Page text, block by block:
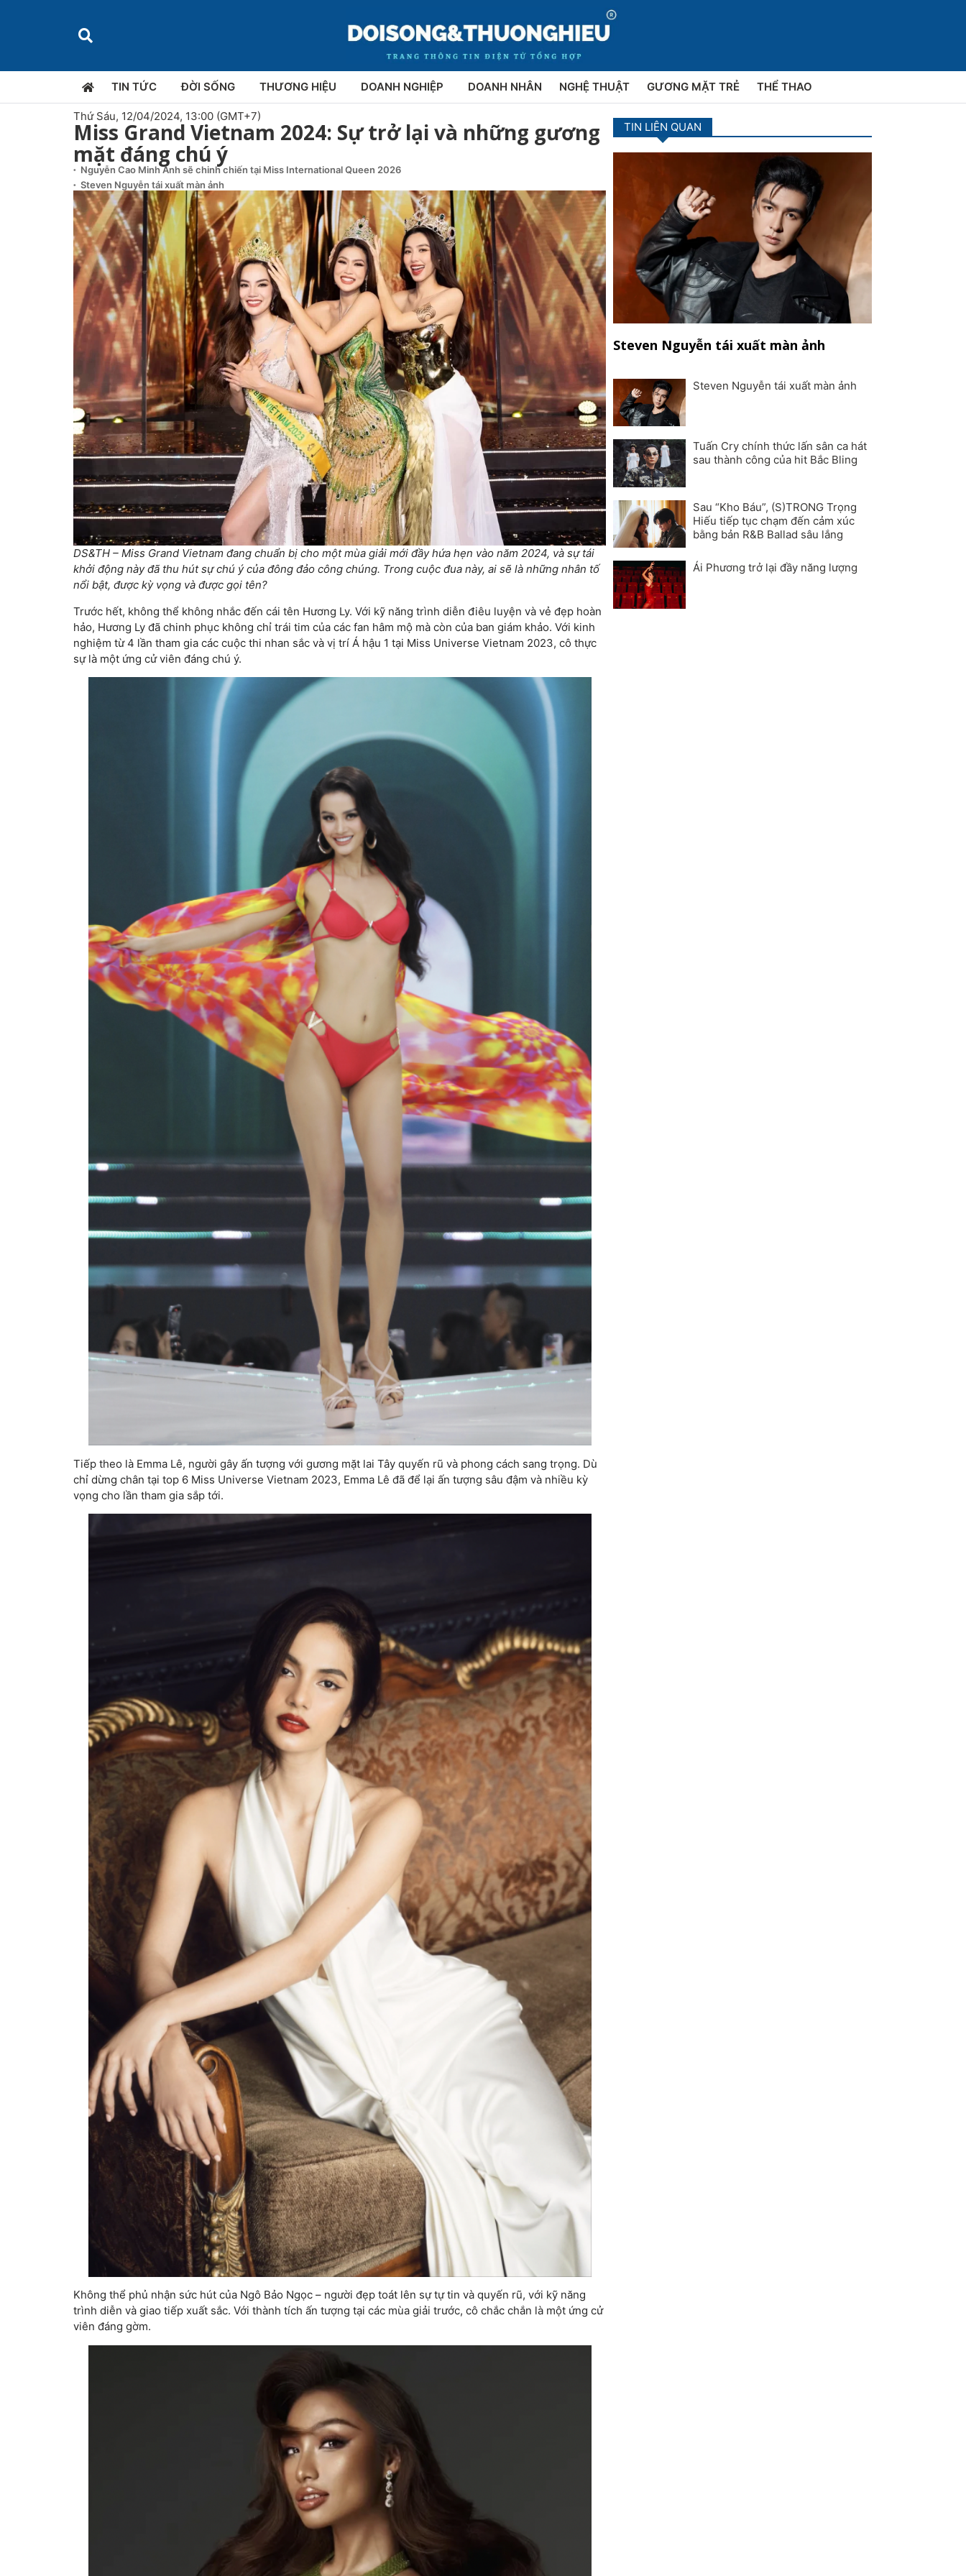
TIN TỨC ĐỜI SỐNG THƯƠNG HIỆU DOANH NGHIỆP DOANH NHÂN NGHỆ THUẬT GƯƠNG MẶT TRẺ THỂ THAO
Thứ Sáu, 12/04/2024, 13:00 (GMT+7)
Miss Grand Vietnam 2024: Sự trở lại và những gương
mặt đáng chú ý
Nguyễn Cao Minh Anh sẽ chinh chiến tại Miss International Queen 2026
Steven Nguyễn tái xuất màn ảnh
DS&TH – Miss Grand Vietnam đang chuẩn bị cho một mùa giải mới đầy hứa hẹn vào năm 2024, và sự tái
khởi động này đã thu hút sự chú ý của đông đảo công chúng. Trong cuộc đua này, ai sẽ là những nhân tố
nổi bật, được kỳ vọng và được gọi tên?
Trước hết, không thể không nhắc đến cái tên Hương Ly. Với kỹ năng trình diễn điêu luyện và vẻ đẹp hoàn
hảo, Hương Ly đã chinh phục không chỉ trái tim của các fan hâm mộ mà còn của ban giám khảo. Với kinh
nghiệm từ 4 lần tham gia các cuộc thi nhan sắc và vị trí Á hậu 1 tại Miss Universe Vietnam 2023, cô thực
sự là một ứng cử viên đáng chú ý.
Tiếp theo là Emma Lê, người gây ấn tượng với gương mặt lai Tây quyến rũ và phong cách sang trọng. Dù
chỉ dừng chân tại top 6 Miss Universe Vietnam 2023, Emma Lê đã để lại ấn tượng sâu đậm và nhiều kỳ
vọng cho lần tham gia sắp tới.
Không thể phủ nhận sức hút của Ngô Bảo Ngọc – người đẹp toát lên sự tự tin và quyến rũ, với kỹ năng
trình diễn và giao tiếp xuất sắc. Với thành tích ấn tượng tại các mùa giải trước, cô chắc chắn là một ứng cử
viên đáng gờm.
TIN LIÊN QUAN
Steven Nguyễn tái xuất màn ảnh
Steven Nguyễn tái xuất màn ảnh
Tuấn Cry chính thức lấn sân ca hát
sau thành công của hit Bắc Bling
Sau “Kho Báu”, (S)TRONG Trọng
Hiếu tiếp tục chạm đến cảm xúc
bằng bản R&B Ballad sâu lắng
Ái Phương trở lại đầy năng lượng